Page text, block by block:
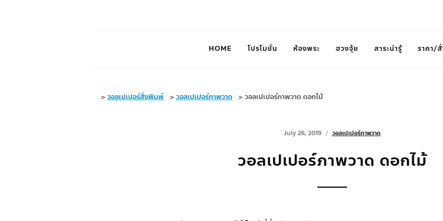
HOME โปรโมชั่น ห้องพระ ฮวงจุ้ย สาระน่ารู้ ราคา/
>วอลเปเปอร์สั่งพิมพ์ >วอลเปเปอร์ภาพวาด >วอลเปเปอร์ภาพวาด ดอกไม้
July 26, 2019 วอลเปเปอร์ภาพวาด
วอลเปเปอร์ภาพวาด ดอกไม้